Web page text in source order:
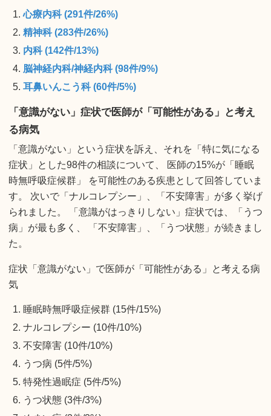
心療内科 (291件/26%)
精神科 (283件/26%)
内科 (142件/13%)
脳神経内科/神経内科 (98件/9%)
耳鼻いんこう科 (60件/5%)
「意識がない」症状で医師が「可能性がある」と考え
る病気
「意識がない」という症状を訴え、それを「特に気になる
症状」とした98件の相談について、 医師の15%が「睡眠
時無呼吸症候群」 を可能性のある疾患として回答していま
す。 次いで「ナルコレプシー」、「不安障害」が多く挙げ
られました。 「意識がはっきりしない」症状では、「うつ
病」が最も多く、 「不安障害」、「うつ状態」が続きまし
た。
症状「意識がない」で医師が「可能性がある」と考える病
気
睡眠時無呼吸症候群 (15件/15%)
ナルコレプシー (10件/10%)
不安障害 (10件/10%)
うつ病 (5件/5%)
特発性過眠症 (5件/5%)
うつ状態 (3件/3%)